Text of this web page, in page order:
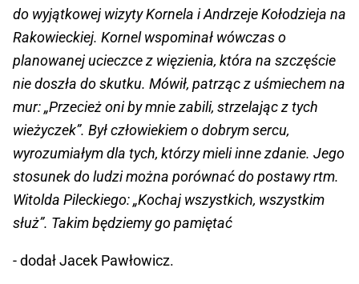
do wyjątkowej wizyty Kornela i Andrzeje Kołodzieja na
Rakowieckiej. Kornel wspominał wówczas o
planowanej ucieczce z więzienia, która na szczęście
nie doszła do skutku. Mówił, patrząc z uśmiechem na
mur: „Przecież oni by mnie zabili, strzelając z tych
wieżyczek”. Był człowiekiem o dobrym sercu,
wyrozumiałym dla tych, którzy mieli inne zdanie. Jego
stosunek do ludzi można porównać do postawy rtm.
Witolda Pileckiego: „Kochaj wszystkich, wszystkim
służ”. Takim będziemy go pamiętać
- dodał Jacek Pawłowicz.